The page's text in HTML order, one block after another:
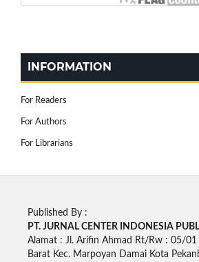
INFORMATION
For Readers
For Authors
For Librarians
Published By :
PT. JURNAL CENTER INDONESIA
Alamat : Jl. Arifin Ahmad Rt/Rw : 05/01
Barat Kec. Marpoyan Damai Kota